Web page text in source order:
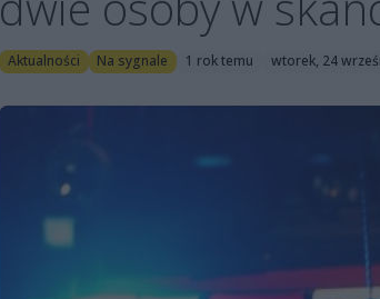
Aktualności Na sygnale 1 rok temu wtorek, 24